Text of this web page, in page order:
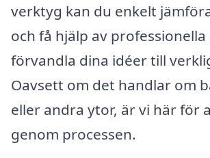
verktyg kan du enkelt
och få hjälp av professionella
förvandla dina idéer till
Oavsett om det handlar om
eller andra ytor, är vi här för
genom processen.